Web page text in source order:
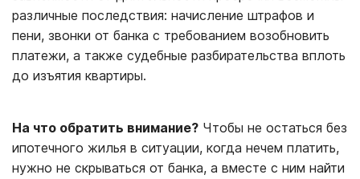
различные последствия: начисление штрафов и
пени, звонки от банка с требованием возобновить
платежи, а также судебные разбирательства вплоть
до изъятия квартиры.
На что обратить внимание? Чтобы не остаться без
ипотечного жилья в ситуации, когда нечем платить,
нужно не скрываться от банка, а вместе с ним найти